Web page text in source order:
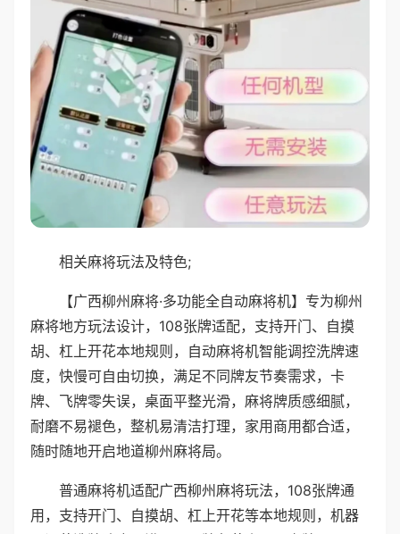
相关麻将玩法及特色;
【广西柳州麻将·多功能全自动麻将机】专为柳州
麻将地方玩法设计，108张牌适配，支持开门、自摸
胡、杠上开花本地规则，自动麻将机智能调控洗牌速
度，快慢可自由切换，满足不同牌友节奏需求，卡
牌、飞牌零失误，桌面平整光滑，麻将牌质感细腻，
耐磨不易褪色，整机易清洁打理，家用商用都合适，
随时随地开启地道柳州麻将局。
普通麻将机适配广西柳州麻将玩法，108张牌通
用，支持开门、自摸胡、杠上开花等本地规则，机器